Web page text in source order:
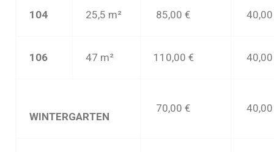
104 25,5 m² 85,00 € 40
106 47 m² 110,00 € 40
WINTERGARTEN
70,00 € 40